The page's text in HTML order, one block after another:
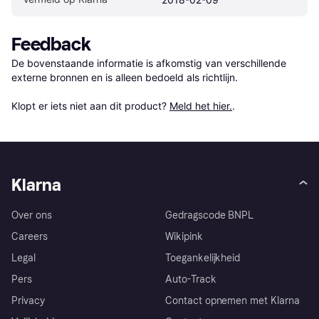
Feedback
De bovenstaande informatie is afkomstig van verschillende
externe bronnen en is alleen bedoeld als richtlijn.
Klopt er iets niet aan dit product? Meld het hier..
Klarna
Over ons
Careers
Legal
Pers
Privacy
Gedragscode BNPL
Wikipink
Toegankelijkheid
Auto-Track
Contact opnemen met Klarna